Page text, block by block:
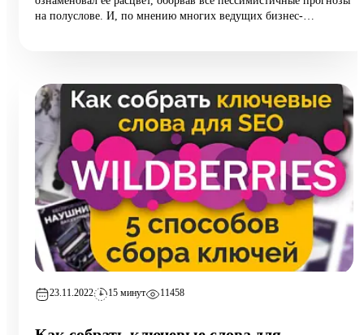
на полуслове. И, по мнению многих ведущих бизнес-
23.11.2022 15 минут 11458